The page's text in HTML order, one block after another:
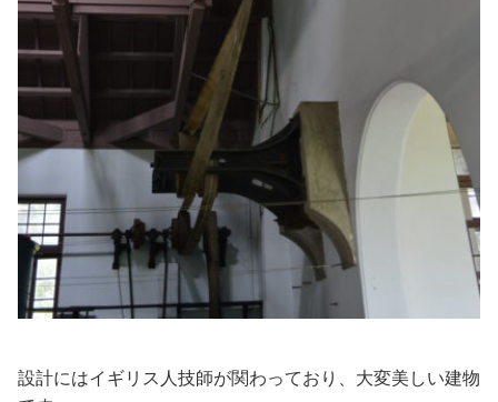
設計にはイギリス人技師が関わっており、大変美しい建物